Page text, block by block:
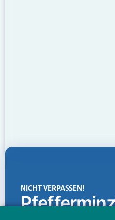
NICHT VERPASSEN!